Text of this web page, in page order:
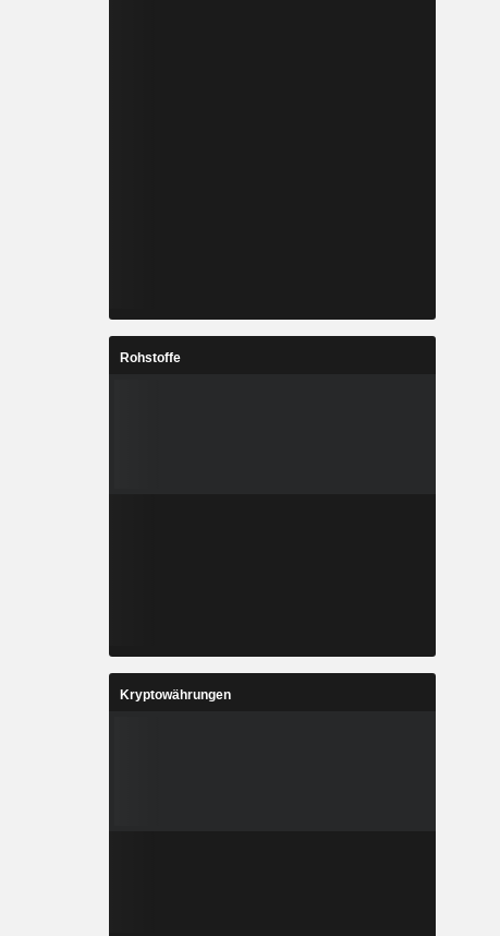
Rohstoffe
Kryptowährungen